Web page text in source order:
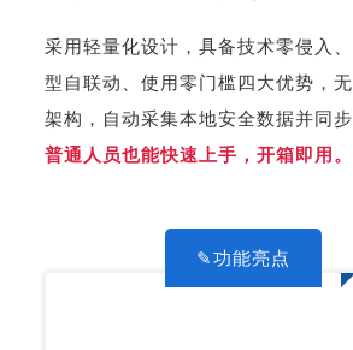
采用轻量化设计，具备技术零侵入
型自联动、使用零门槛四大优势，
架构，自动采集本地安全数据并同
普通人员也能快速上手，开箱即用。
✎功能亮点